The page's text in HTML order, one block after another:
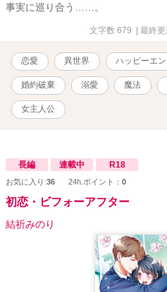
事実に巡り合う……。
文字数 679 | 最終
恋愛 異世界 ハッピーエ
婚約破棄 溺愛 魔法
女主人公
長編 連載中 R18
お気に入り:36 24h.ポイント： 0
初恋・ビフォーアフター
結祈みのり